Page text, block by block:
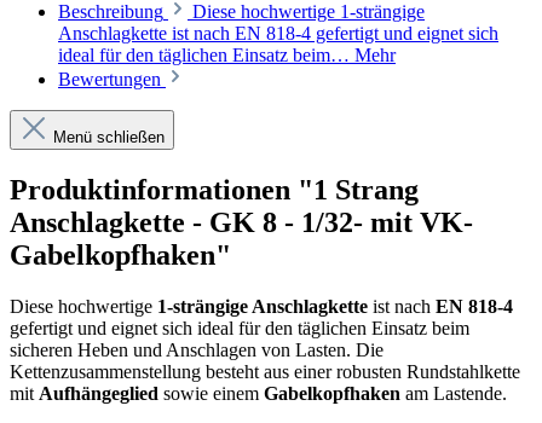
Beschreibung
Diese hochwertige 1-strängige
Anschlagkette ist nach EN 818-4 gefertigt und eignet sich
ideal für den täglichen Einsatz beim… Mehr
Bewertungen
Menü schließen
Produktinformationen "1 Strang
Anschlagkette - GK 8 - 1/32- mit VK-
Gabelkopfhaken"
Diese hochwertige 1-strängige Anschlagkette ist nach EN 818-4
gefertigt und eignet sich ideal für den täglichen Einsatz beim
sicheren Heben und Anschlagen von Lasten. Die
Kettenzusammenstellung besteht aus einer robusten Rundstahlkette
mit Aufhängeglied sowie einem Gabelkopfhaken am Lastende.